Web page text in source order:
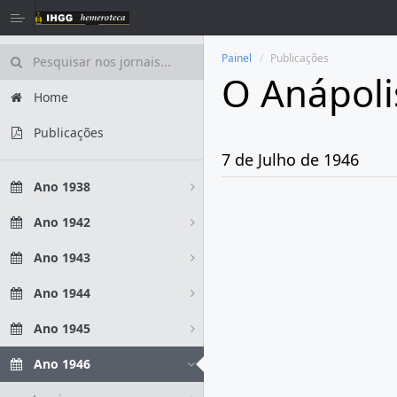
Home
Publicações
Ano 1938
Ano 1942
Ano 1943
Ano 1944
Ano 1945
Ano 1946
Painel Publicações
O
7 de Julho de 1946